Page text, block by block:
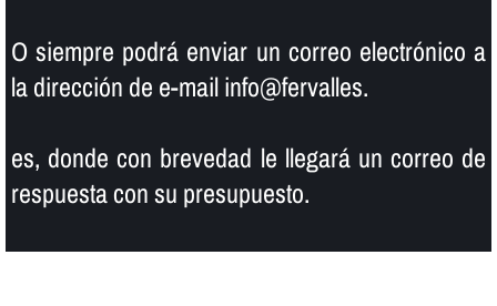
O siempre podrá enviar un correo electrónico a
la dirección de e-mail info@fervalles.
es, donde con brevedad le llegará un correo de
respuesta con su presupuesto.